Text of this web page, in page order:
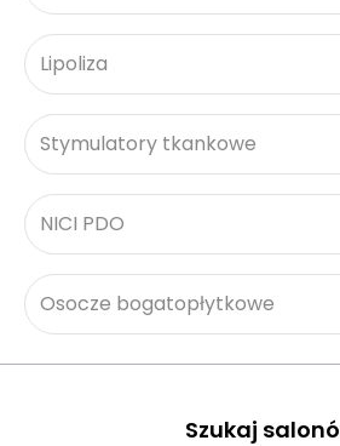
Lipoliza
Stymulatory tkankowe
NICI PDO
Osocze bogatopłytkowe
Szukaj